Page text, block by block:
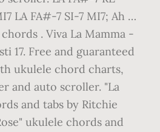
LA FA#-7 SI-7 MI7; Ah …
. Viva La Mamma -
17. Free and guaranteed
ukulele chord charts,
and auto scroller. "La
and tabs by Ritchie
ukulele chords and